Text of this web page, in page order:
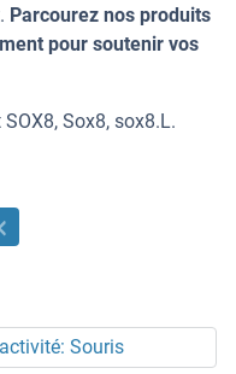
Parcourez nos produits
pour soutenir vos
Sox8, sox8.L.
Souris